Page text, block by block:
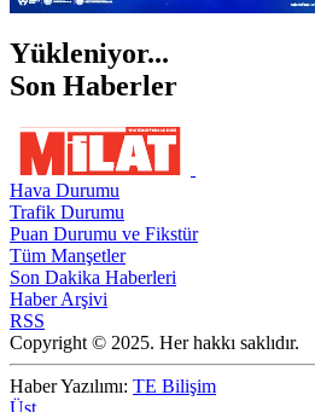
Yükleniyor...
Son Haberler
Hava Durumu
Trafik Durumu
Puan Durumu ve Fikstür
Tüm Manşetler
Son Dakika Haberleri
Haber Arşivi
RSS
Copyright © 2025. Her hakkı saklıdır.
Haber Yazılımı: TE Bilişim
Üst